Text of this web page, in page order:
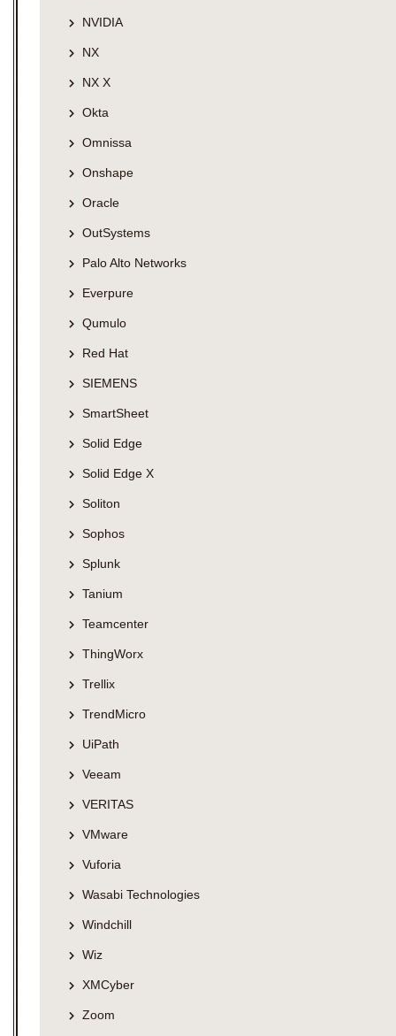
NVIDIA
NX
NX X
Okta
Omnissa
Onshape
Oracle
OutSystems
Palo Alto Networks
Everpure
Qumulo
Red Hat
SIEMENS
SmartSheet
Solid Edge
Solid Edge X
Soliton
Sophos
Splunk
Tanium
Teamcenter
ThingWorx
Trellix
TrendMicro
UiPath
Veeam
VERITAS
VMware
Vuforia
Wasabi Technologies
Windchill
Wiz
XMCyber
Zoom